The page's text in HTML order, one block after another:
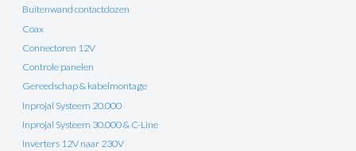
Buitenwand contactdozen
Coax
Connectoren 12V
Controle panelen
Gereedschap & kabelmontage
Inprojal Systeem 20.000
Inprojal Systeem 30.000 & C-Line
Inverters 12V naar 230V